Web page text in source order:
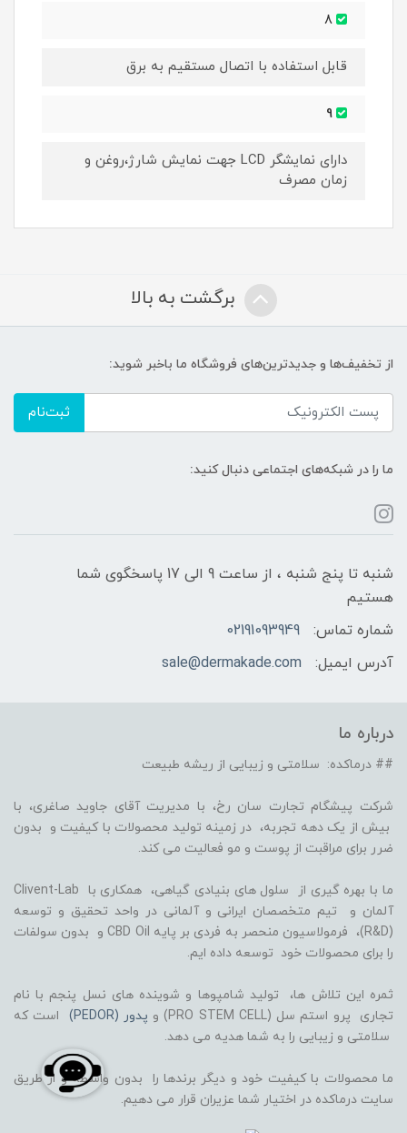
قابل استفاده با اتصال مستقیم به برق
دارای نمایشگر LCD جهت نمایش شارژ،روغن و
زمان مصرف
برگشت به بالا
از تخفیف‌ها و جدیدترین‌های فروشگاه ما باخبر شوید:
ثبت‌نام
ما را در شبکه‌های اجتماعی دنبال کنید:
شنبه تا پنج شنبه ، از ساعت 9 الی 17 پاسخگوی شما
هستیم
شماره تماس:
02191093949
آدرس ایمیل:
sale@dermakade.com
درباره ما
## درماکده: سلامتی و زیبایی از ریشه طبیعت
شرکت پیشگام تجارت سان رخ، با مدیریت آقای جاوید صاغری، با
بیش از یک دهه تجربه، در زمینه تولید محصولات با کیفیت و بدون
ضرر برای مراقبت از پوست و مو فعالیت می کند.
ما با بهره گیری از سلول های بنیادی گیاهی، همکاری با Clivent-Lab
آلمان و تیم متخصصان ایرانی و آلمانی در واحد تحقیق و توسعه
(R&D)، فرمولاسیون منحصر به فردی بر پایه CBD Oil و بدون سولفات
را برای محصولات خود توسعه داده ایم.
ثمره این تلاش ها، تولید شامپوها و شوینده های نسل پنجم با نام
تجاری پرو استم سل (PRO STEM CELL) و
پدور (PEDOR)
است که
سلامتی و زیبایی را به شما هدیه می دهد.
ما محصولات با کیفیت خود و دیگر برندها را بدون واسطه و از طریق
سایت درماکده در اختیار شما عزیران قرار می دهیم.